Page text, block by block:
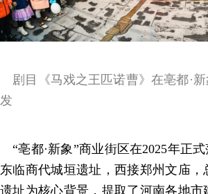
剧目《马戏之王匹诺曹》在亳都·
发
“亳都·新象”商业街区在2025年正
东临商代城垣遗址，西接郑州文庙
遗址为核心背景，提取了河南各地